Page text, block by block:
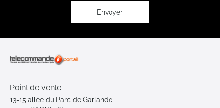
Envoyer
Point de vente
13-15 allée du Parc de Garlande